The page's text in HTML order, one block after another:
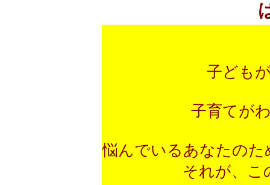
子ども
子育てが
悩んでいるあなたの
それが、こ